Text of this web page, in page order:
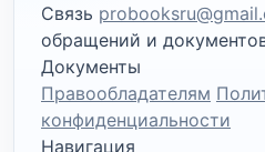
Связь
обращений и
Документы
Правообладателям
конфиденциальности
Навигация